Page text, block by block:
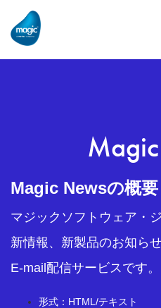
Magic Newsの概要
マジックソフトウェア・
新情報、新製品のお知ら
E-mail配信サービスです。
形式：HTML/テキスト